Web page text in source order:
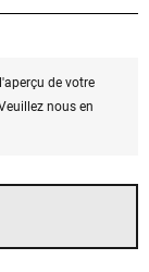
de votre
nous en